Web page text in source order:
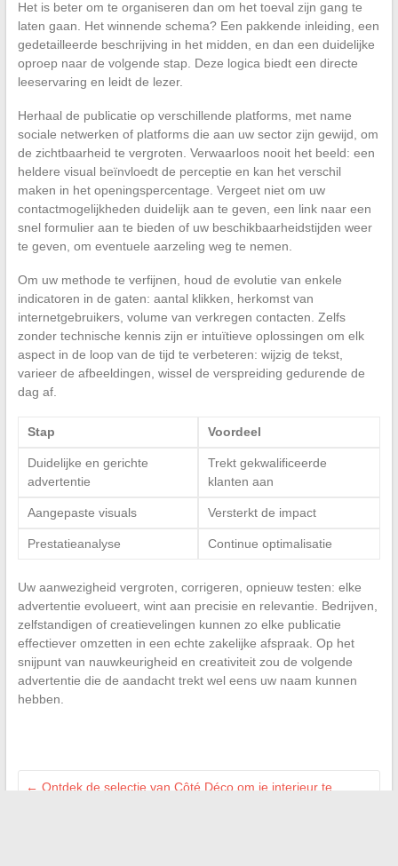
Het is beter om te organiseren dan om het toeval zijn gang te
laten gaan. Het winnende schema? Een pakkende inleiding, een
gedetailleerde beschrijving in het midden, en dan een duidelijke
oproep naar de volgende stap. Deze logica biedt een directe
leeservaring en leidt de lezer.
Herhaal de publicatie op verschillende platforms, met name
sociale netwerken of platforms die aan uw sector zijn gewijd, om
de zichtbaarheid te vergroten. Verwaarloos nooit het beeld: een
heldere visual beïnvloedt de perceptie en kan het verschil
maken in het openingspercentage. Vergeet niet om uw
contactmogelijkheden duidelijk aan te geven, een link naar een
snel formulier aan te bieden of uw beschikbaarheidstijden weer
te geven, om eventuele aarzeling weg te nemen.
Om uw methode te verfijnen, houd de evolutie van enkele
indicatoren in de gaten: aantal klikken, herkomst van
internetgebruikers, volume van verkregen contacten. Zelfs
zonder technische kennis zijn er intuïtieve oplossingen om elk
aspect in de loop van de tijd te verbeteren: wijzig de tekst,
varieer de afbeeldingen, wissel de verspreiding gedurende de
dag af.
Stap Voordeel
Duidelijke en gerichte
advertentie
Trekt gekwalificeerde
klanten aan
Aangepaste visuals Versterkt de impact
Prestatieanalyse Continue optimalisatie
Uw aanwezigheid vergroten, corrigeren, opnieuw testen: elke
advertentie evolueert, wint aan precisie en relevantie. Bedrijven,
zelfstandigen of creatievelingen kunnen zo elke publicatie
effectiever omzetten in een echte zakelijke afspraak. Op het
snijpunt van nauwkeurigheid en creativiteit zou de volgende
advertentie die de aandacht trekt wel eens uw naam kunnen
hebben.
← Ontdek de selectie van Côté Déco om je interieur te